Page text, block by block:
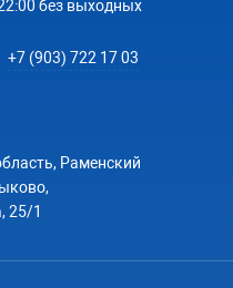
без выходных
+7 (903) 722 17 03
Раменский
25/1